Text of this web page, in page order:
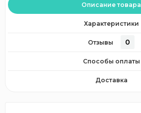
Описание товара
Характеристики
Отзывы 0
Способы оплаты
Доставка